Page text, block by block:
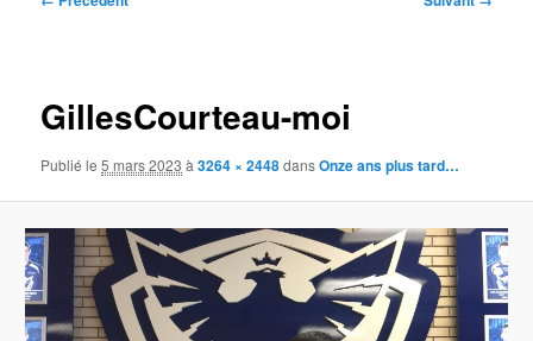
GillesCourteau-moi
Publié le5 mars 2023 à3264 × 2448dansOnze ans plus tard…